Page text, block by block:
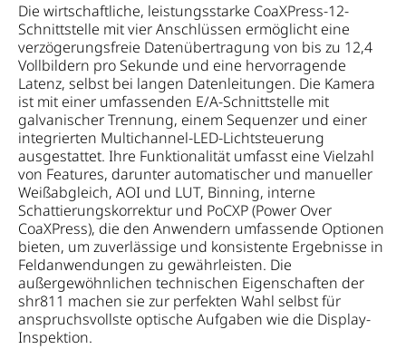
Die wirtschaftliche, leistungsstarke CoaXPress-12-
Schnittstelle mit vier Anschlüssen ermöglicht eine
verzögerungsfreie Datenübertragung von bis zu 12,4
Vollbildern pro Sekunde und eine hervorragende
Latenz, selbst bei langen Datenleitungen. Die Kamera
ist mit einer umfassenden E/A-Schnittstelle mit
galvanischer Trennung, einem Sequenzer und einer
integrierten Multichannel-LED-Lichtsteuerung
ausgestattet. Ihre Funktionalität umfasst eine Vielzahl
von Features, darunter automatischer und manueller
Weißabgleich, AOI und LUT, Binning, interne
Schattierungskorrektur und PoCXP (Power Over
CoaXPress), die den Anwendern umfassende Optionen
bieten, um zuverlässige und konsistente Ergebnisse in
Feldanwendungen zu gewährleisten. Die
außergewöhnlichen technischen Eigenschaften der
shr811 machen sie zur perfekten Wahl selbst für
anspruchsvollste optische Aufgaben wie die Display-
Inspektion.